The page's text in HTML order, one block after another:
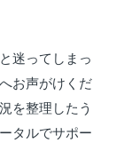
迷ってしまっ
お声がけくだ
を整理したう
タルでサポー